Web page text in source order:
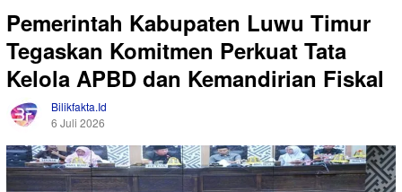
Pemerintah Kabupaten Luwu Timur
Tegaskan Komitmen Perkuat Tata
Kelola APBD dan Kemandirian Fiskal
Bilikfakta.id
6 Juli 2026